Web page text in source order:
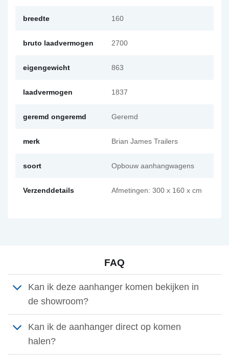
breedte 160
bruto laadvermogen 2700
eigengewicht 863
laadvermogen 1837
geremd ongeremd Geremd
merk Brian James Trailers
soort Opbouw aanhangwagens
Verzenddetails Afmetingen: 300 x 160 x cm
FAQ
Kan ik deze aanhanger komen bekijken in
de showroom?
Kan ik de aanhanger direct op komen
halen?